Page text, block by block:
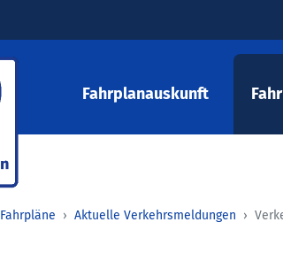
Fahrplanauskunft
Fahrpläne Aktuelle Verkehrsmeldungen